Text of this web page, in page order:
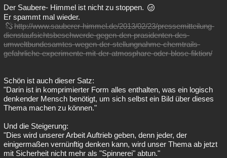
Der Saubere- Himmel ist nicht zu stoppen.
Er spammt mal wieder.
http://www.sauberer-himmel.de/2013/02/23/pressemitteilung-
dienstaufsichtsbeschwerde-gegen-den-prasidenten-des-
umweltbundesamtes-wegen-der-stellungnahme-chemtrails-
gefahrliche-experimente-mit-der-atmosphare-oder-blose-fiktion/
Schön ist auch dieser Satz:
"Darin ist in komprimierter Form alles enthalten, was ein logisch
denkender Mensch benötigt, um sich selbst ein Bild über dieses
Thema machen zu können."
Und die Steigerung:
"Dies wird unserer Arbeit Auftrieb geben, denn jeder, der
einigermaßen vernünftig denken kann, wird unser Thema ab jetzt
mit Sicherheit nicht mehr als "Spinnerei" abtun."